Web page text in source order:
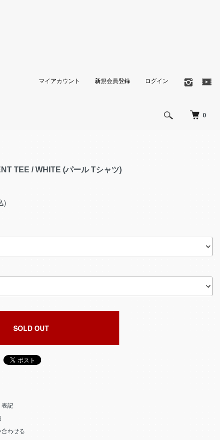
0
マイアカウント 新規会員登録 ログイン
TEE / WHITE (パール Tシャツ)
)
SOLD OUT
表記
わせる